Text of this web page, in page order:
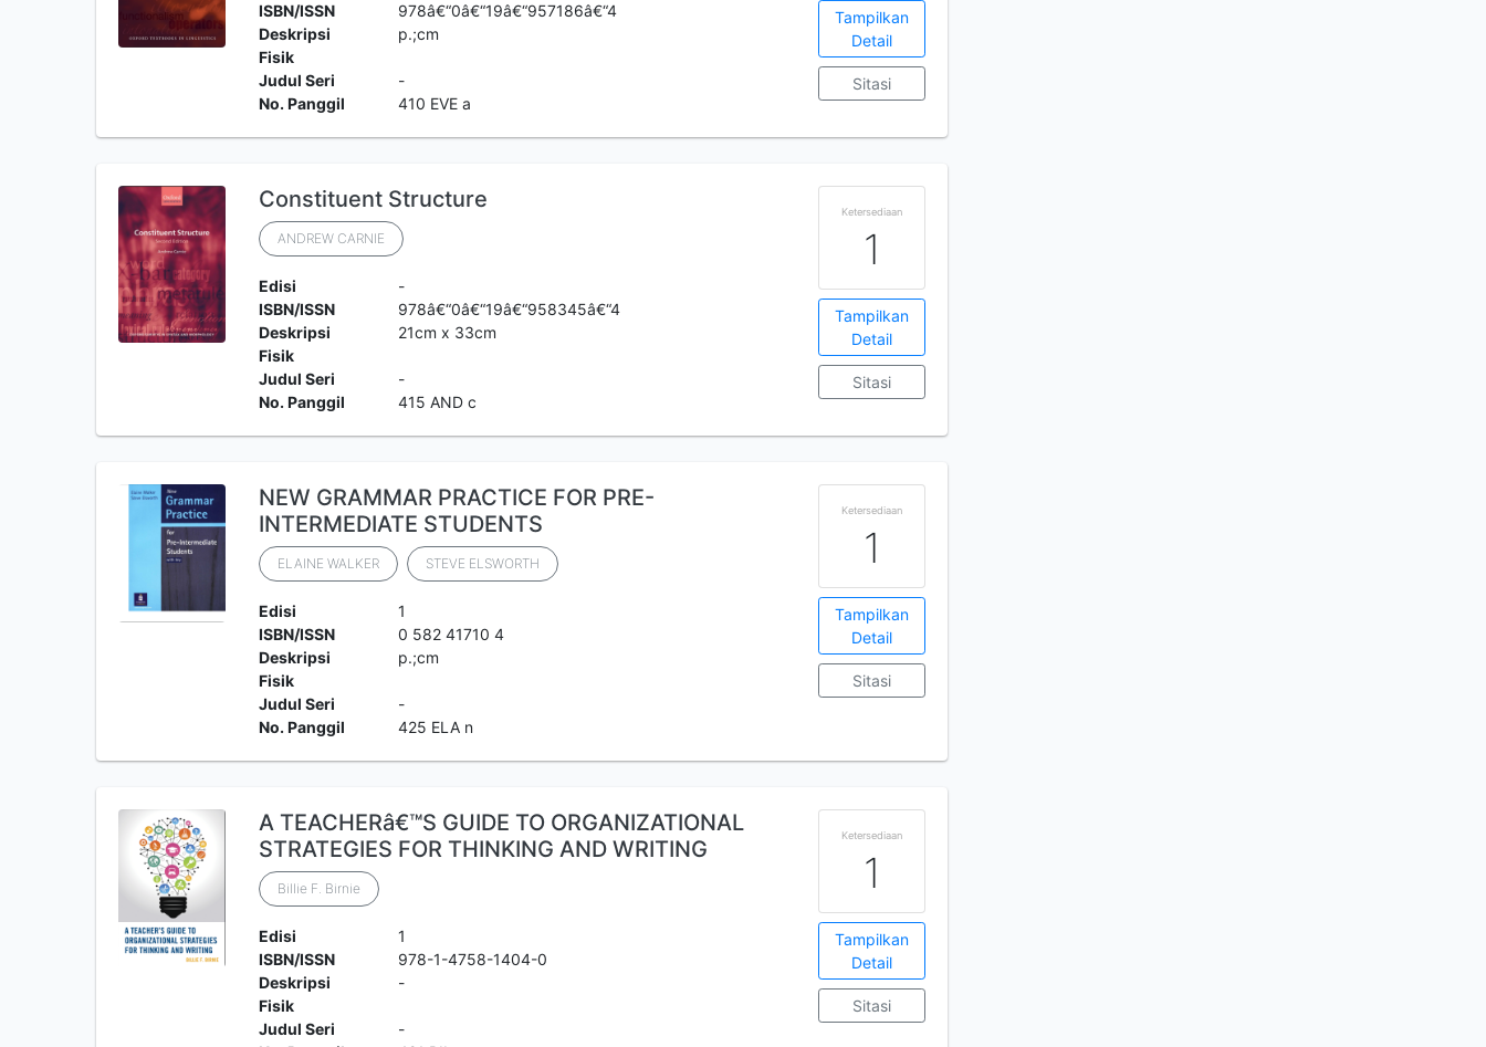
ISBN/ISSN
978â€“0â€“19â€“957186â€“4
Deskripsi
Fisik
p.;cm
Judul Seri
-
No. Panggil
410 EVE a
Tampilkan
Detail
Sitasi
Constituent Structure
ANDREW CARNIE
Edisi
-
ISBN/ISSN
978â€“0â€“19â€“958345â€“4
Deskripsi
Fisik
21cm x 33cm
Judul Seri
-
No. Panggil
415 AND c
Ketersediaan
1
Tampilkan
Detail
Sitasi
NEW GRAMMAR PRACTICE FOR PRE-
INTERMEDIATE STUDENTS
ELAINE WALKER STEVE ELSWORTH
Edisi
1
ISBN/ISSN
0 582 41710 4
Deskripsi
Fisik
p.;cm
Judul Seri
-
No. Panggil
425 ELA n
Ketersediaan
1
Tampilkan
Detail
Sitasi
A TEACHERâ€™S GUIDE TO ORGANIZATIONAL
STRATEGIES FOR THINKING AND WRITING
Billie F. Birnie
Edisi
1
ISBN/ISSN
978-1-4758-1404-0
Deskripsi
Fisik
-
Judul Seri
-
Ketersediaan
1
Tampilkan
Detail
Sitasi